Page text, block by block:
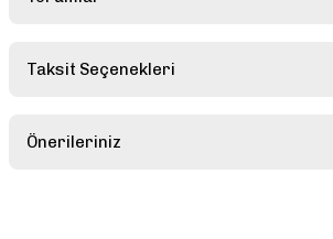
Taksit Seçenekleri
Önerileriniz